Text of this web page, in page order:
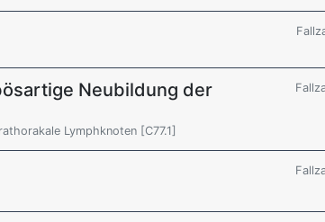
Neubildung der
Lymphknoten [C77.1]